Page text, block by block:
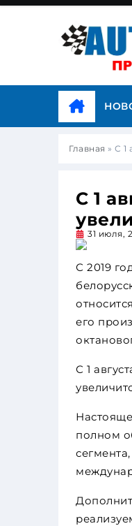
Главная » С 1
С 1
31 июля,
С 2019
его
С 1
полном